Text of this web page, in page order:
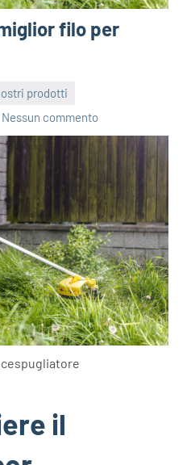
filo per
prodotti
Nessun commento
il